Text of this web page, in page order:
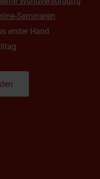
Seminaren
erster Hand